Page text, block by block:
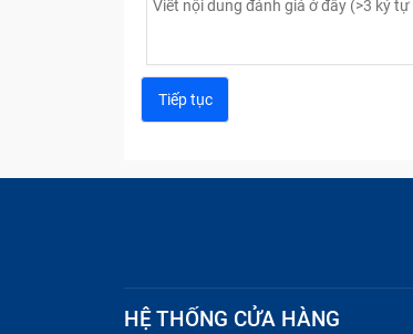
HỆ THỐNG CỬA HÀNG